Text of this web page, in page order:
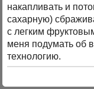
накапливать и
сахарную)
с легким
меня подумать об
технологию.